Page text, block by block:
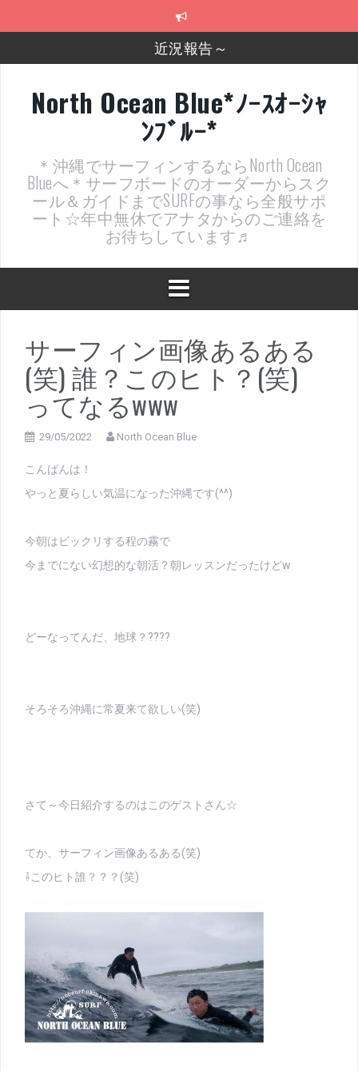
近況報告～
2025年もあざ～した！
近況報告ww
ヤッチマッターーーー！！！
支部長就任報告と支部予選・検定開催決定！
North Ocean Blue*ﾉｰｽｵｰｼｬ
ﾝﾌﾞﾙｰ*
＊沖縄でサーフィンするならNorth Ocean
Blueへ＊サーフボードのオーダーからスク
ール＆ガイドまでSURFの事なら全般サポ
ート☆年中無休でアナタからのご連絡を
お待ちしています♬
サーフィン画像あるある
(笑) 誰？このヒト？(笑)
ってなるwww
29/05/2022 North Ocean Blue
こんばんは！
やっと夏らしい気温になった沖縄です(^^)
今朝はビックリする程の霧で
今までにない幻想的な朝活？朝レッスンだったけどw
どーなってんだ、地球？????
そろそろ沖縄に常夏来て欲しい(笑)
さて～今日紹介するのはこのゲストさん☆
てか、サーフィン画像あるある(笑)
⇩このヒト誰？？？(笑)